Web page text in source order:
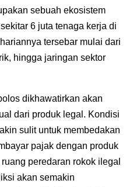
sebuah ekosistem
6 juta tenaga kerja di
tersebar mulai dari
hingga jaringan sektor
dikhawatirkan akan
dari produk legal. Kondisi
sulit untuk membedakan
pajak dengan produk
peredaran rokok ilegal
akan semakin